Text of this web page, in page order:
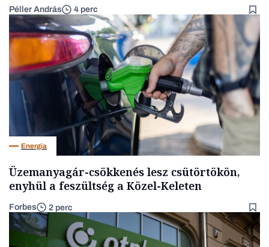
Péller András 4 perc
Energia
Üzemanyagár-csökkenés lesz csütörtökön,
enyhül a feszültség a Közel-Keleten
Forbes 2 perc